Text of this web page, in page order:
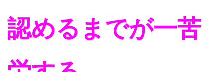
認めるまでが一苦